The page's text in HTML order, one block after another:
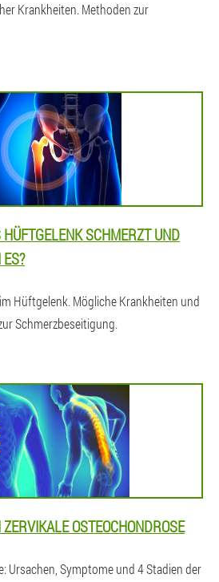
Krankheiten. Methoden zur
SCHMERZT UND
Hüftgelenk. Mögliche Krankheiten und
Schmerzbeseitigung.
OSTEOCHONDROSE
Ursachen, Symptome und 4 Stadien der